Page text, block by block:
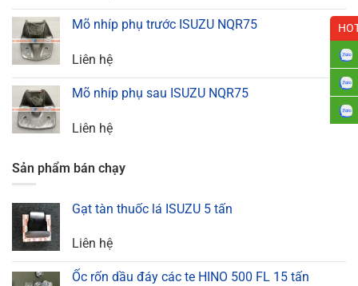
Mõ nhíp phụ trước ISUZU NQR75
Liên hệ
Mõ nhíp phụ sau ISUZU NQR75
Liên hệ
Sản phẩm bán chạy
Gạt tàn thuốc lá ISUZU 5 tấn
Liên hệ
Ốc rốn dầu đáy các te HINO 500 FL 15 tấn